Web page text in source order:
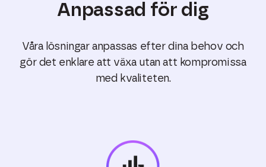
Anpassad för dig
Våra lösningar anpassas efter dina behov och
gör det enklare att växa utan att kompromissa
med kvaliteten.